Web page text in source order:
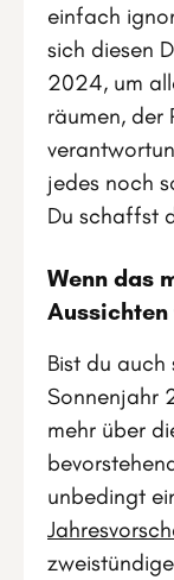
einfach
sich diesen
2024, um
räumen, der
jedes noch
Du schaffst
Wenn das
Aussichten
Bist du
Sonnenjahr
mehr über
unbedingt